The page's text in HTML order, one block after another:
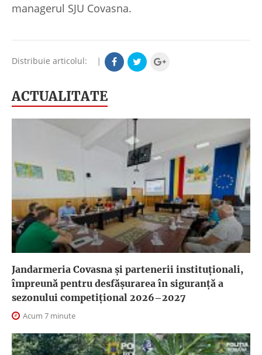
managerul SJU Covasna.
Distribuie articolul: |
ACTUALITATE
Jandarmeria Covasna și partenerii instituționali,
împreună pentru desfășurarea în siguranță a
sezonului competițional 2026–2027
Acum 7 minute